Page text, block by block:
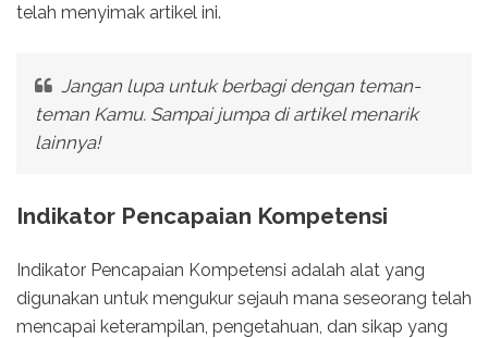
telah menyimak artikel ini.
Jangan lupa untuk berbagi dengan teman-
teman Kamu. Sampai jumpa di artikel menarik
lainnya!
Indikator Pencapaian Kompetensi
Indikator Pencapaian Kompetensi adalah alat yang
digunakan untuk mengukur sejauh mana seseorang telah
mencapai keterampilan, pengetahuan, dan sikap yang